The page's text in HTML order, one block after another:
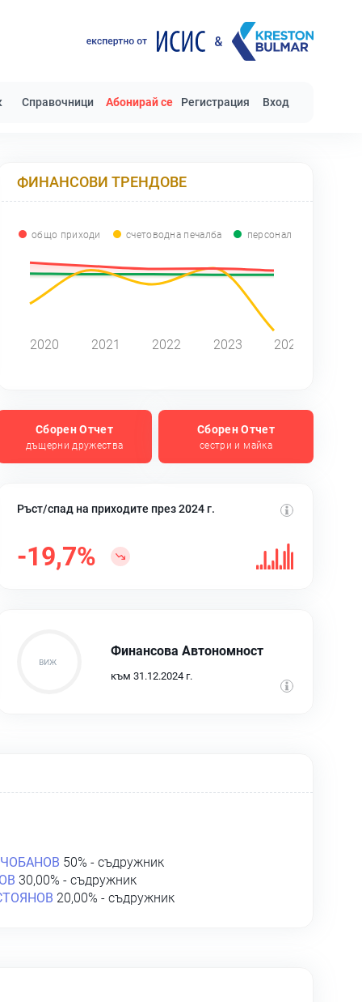
Справочници Абонирай се Регистрация Вход
ФИНАНСОВИ ТРЕНДОВЕ
общо приходи счетоводна печалба персонал
2020 2021 2022 2023 2024
Сборен Отчет
дъщерни дружества
Сборен Отчет
сестри и майка
Ръст/спад на приходите през 2024 г.
-19,7%
Финансова Автономност
към 31.12.2024 г.
50% - съдружник
30,00% - съдружник
20,00% - съдружник